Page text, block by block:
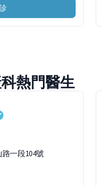
熱門醫生
一段104號